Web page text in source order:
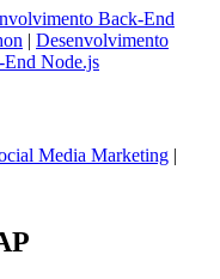
Back-End
| Desenvolvimento
Node.js
Media Marketing |